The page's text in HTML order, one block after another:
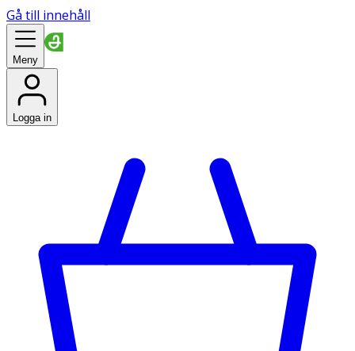
Gå till innehåll
Meny
Logga in